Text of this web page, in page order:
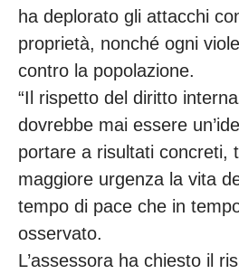
ha deplorato gli attacchi
proprietà, nonché ogni
contro la popolazione.
“Il rispetto del diritto
dovrebbe mai essere
portare a risultati concreti,
maggiore urgenza la vita
tempo di pace che in
osservato.
L’assessora ha chiesto il